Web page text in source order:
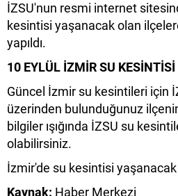
İZSU'nun resmi internet
kesintisi yaşanacak olan
yapıldı.
10 EYLÜL İZMİR SU KESİNTİSİ
Güncel İzmir su kesintileri için
üzerinden bulunduğunuz ilçenin
bilgiler ışığında İZSU su
olabilirsiniz.
İzmir'de su kesintisi
Kaynak: Haber Merkezi